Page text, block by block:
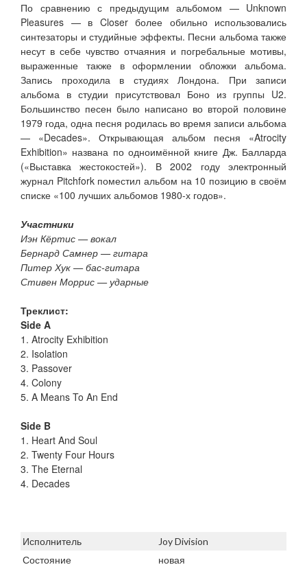
По сравнению с предыдущим альбомом — Unknown
Pleasures — в Closer более обильно использовались
синтезаторы и студийные эффекты. Песни альбома также
несут в себе чувство отчаяния и погребальные мотивы,
выраженные также в оформлении обложки альбома.
Запись проходила в студиях Лондона. При записи
альбома в студии присутствовал Боно из группы U2.
Большинство песен было написано во второй половине
1979 года, одна песня родилась во время записи альбома
— «Decades». Открывающая альбом песня «Atrocity
Exhibition» названа по одноимённой книге Дж. Балларда
(«Выставка жестокостей»). В 2002 году электронный
журнал Pitchfork поместил альбом на 10 позицию в своём
списке «100 лучших альбомов 1980-х годов».
Участники
Иэн Кёртис — вокал
Бернард Самнер — гитара
Питер Хук — бас-гитара
Стивен Моррис — ударные
Треклист:
Side A
1. Atrocity Exhibition
2. Isolation
3. Passover
4. Colony
5. A Means To An End
Side B
1. Heart And Soul
2. Twenty Four Hours
3. The Eternal
4. Decades
Исполнитель
Joy Division
Состояние
новая